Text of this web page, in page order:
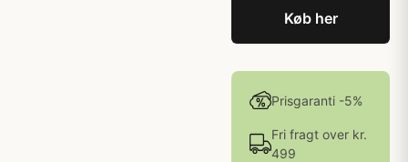
Køb her
Prisgaranti -5%
Fri fragt over kr.
499